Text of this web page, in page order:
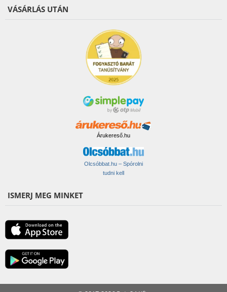
VÁSÁRLÁS UTÁN
Árukereső.hu
Olcsóbbat.hu – Spórolni
tudni kell
ISMERJ MEG MINKET